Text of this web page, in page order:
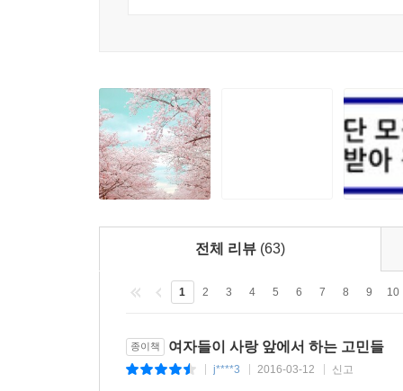
그 사람을 나보다 더 좋아하게 되었다 해도 나는 이
--- p.202
그날 이후로 어떤 예감만으로도 가슴이 울렁이던
를 가지고 있던 날들을 기억했고, 그를 절실하게
사랑한 것과 사랑받은 것, 그 모두가 어느 날에는
사랑에 관한 소설은 이 세상에 넘치도록 많고
것이고, 서툰 것이고, 바보가 되어 유치해지는 것
마침내는 이기적으로 욕심을 내는 것이었다. 게
것이다.
- 「작가의 말」에서
사랑에 대해 책임을 질 것. 즉, 사랑을 성취함으
감당할 것. 어른의 연애라는 것은 나 혼자 조용히
그 관계로 끌어들이지 말아야 한다.
“본능적으로 자신이 원하는 일을” 해버리면서, “
전체 리뷰 (63)
1 2 3 4 5 6 7 8 9 10
종이책 여자들이 사랑 앞에서 하는 고민들
j****3 2016-03-12 신고